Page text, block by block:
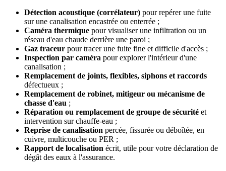
Détection acoustique (corrélateur) pour repérer une fuite
sur une canalisation encastrée ou enterrée ;
Caméra thermique pour visualiser une infiltration ou un
réseau d'eau chaude derrière une paroi ;
Gaz traceur pour tracer une fuite fine et difficile d'accès ;
Inspection par caméra pour explorer l'intérieur d'une
canalisation ;
Remplacement de joints, flexibles, siphons et raccords
défectueux ;
Remplacement de robinet, mitigeur ou mécanisme de
chasse d'eau ;
Réparation ou remplacement de groupe de sécurité et
intervention sur chauffe-eau ;
Reprise de canalisation percée, fissurée ou déboîtée, en
cuivre, multicouche ou PER ;
Rapport de localisation écrit, utile pour votre déclaration de
dégât des eaux à l'assurance.